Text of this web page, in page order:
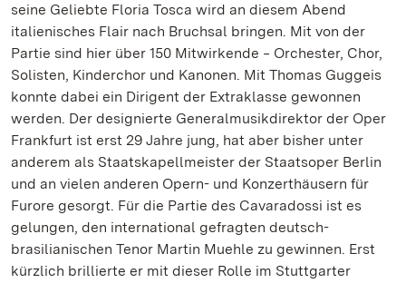
seine Geliebte Floria Tosca wird an diesem Abend
italienisches Flair nach Bruchsal bringen. Mit von der
Partie sind hier über 150 Mitwirkende ‒ Orchester, Chor,
Solisten, Kinderchor und Kanonen. Mit Thomas Guggeis
konnte dabei ein Dirigent der Extraklasse gewonnen
werden. Der designierte Generalmusikdirektor der Oper
Frankfurt ist erst 29 Jahre jung, hat aber bisher unter
anderem als Staatskapellmeister der Staatsoper Berlin
und an vielen anderen Opern- und Konzerthäusern für
Furore gesorgt. Für die Partie des Cavaradossi ist es
gelungen, den international gefragten deutsch-
brasilianischen Tenor Martin Muehle zu gewinnen. Erst
kürzlich brillierte er mit dieser Rolle im Stuttgarter